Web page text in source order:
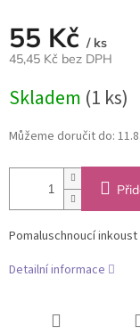
55 Kč / ks
45,45 Kč bez DPH
cena:
Skladem (1 ks)
Můžeme doručit do:
Pomaluschnoucí
Detailní informace